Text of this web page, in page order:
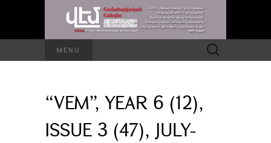
MENU
Search
for:
“VEM”, YEAR 6 (12),
ISSUE 3 (47), JULY-